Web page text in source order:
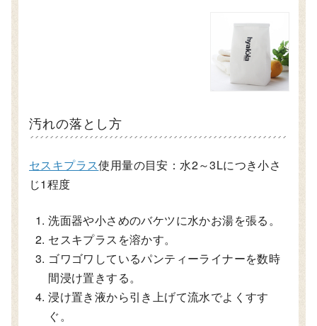
汚れの落とし方
セスキプラス使用量の目安：水2～3Lにつき小さ
じ1程度
洗面器や小さめのバケツに水かお湯を張る。
セスキプラスを溶かす。
ゴワゴワしているパンティーライナーを数時
間浸け置きする。
浸け置き液から引き上げて流水でよくすす
ぐ。